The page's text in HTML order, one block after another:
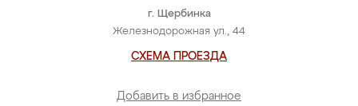
г. Щербинка
Железнодорожная ул., 44
СХЕМА ПРОЕЗДА
Добавить в избранное